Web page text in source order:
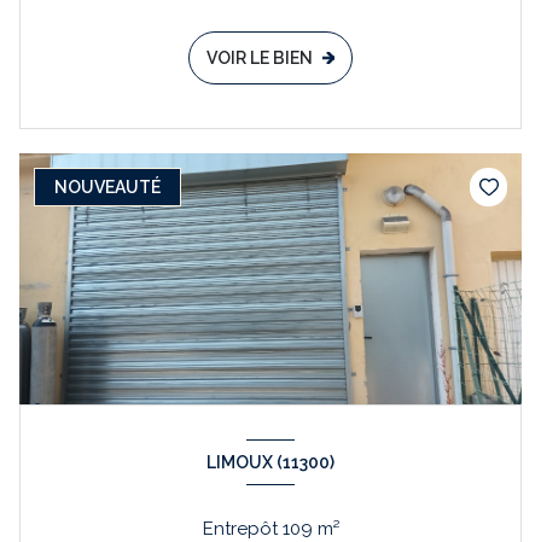
VOIR LE BIEN
NOUVEAUTÉ
LIMOUX (11300)
Entrepôt 109 m²